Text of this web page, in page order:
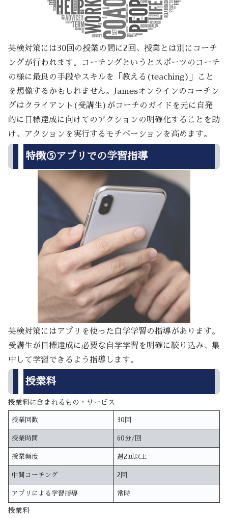
英検対策には30回の授業の間に2回、授業とは別にコーチ
ングが行われます。コーチングというとスポーツのコーチ
の様に最良の手段やスキルを「教える(teaching)」こと
を想像するかもしれません。Jamesオンラインのコーチン
グはクライアント(受講生)がコーチのガイドを元に自発
的に目標達成に向けてのアクションの明確化することを助
け、アクションを実行するモチベーションを高めます。
特徴⑤アプリでの学習指導
英検対策にはアプリを使った自学学習の指導があります。
受講生が目標達成に必要な自学学習を明確に絞り込み、集
中して学習できるよう指導します。
授業料
授業料に含まれるもの・サービス
授業回数 30回
授業時間 60分/回
授業頻度 週2回以上
中間コーチング 2回
アプリによる学習指導 常時
授業料